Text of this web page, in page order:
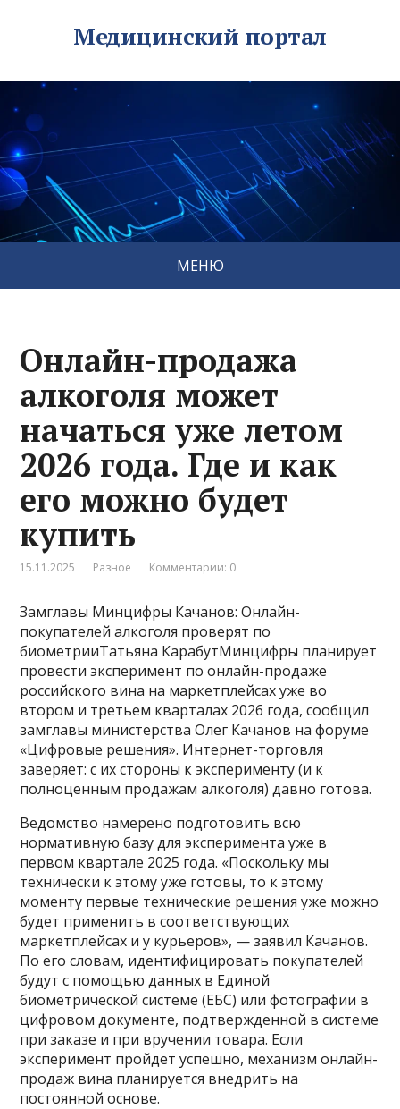
Медицинский портал
МЕНЮ
Онлайн-продажа
алкоголя может
начаться уже летом
2026 года. Где и как
его можно будет
купить
15.11.2025 Разное Комментарии: 0
Замглавы Минцифры Качанов: Онлайн-
покупателей алкоголя проверят по
биометрииТатьяна КарабутМинцифры планирует
провести эксперимент по онлайн-продаже
российского вина на маркетплейсах уже во
втором и третьем кварталах 2026 года, сообщил
замглавы министерства Олег Качанов на форуме
«Цифровые решения». Интернет-торговля
заверяет: с их стороны к эксперименту (и к
полноценным продажам алкоголя) давно готова.
Ведомство намерено подготовить всю
нормативную базу для эксперимента уже в
первом квартале 2025 года. «Поскольку мы
технически к этому уже готовы, то к этому
моменту первые технические решения уже можно
будет применить в соответствующих
маркетплейсах и у курьеров», — заявил Качанов.
По его словам, идентифицировать покупателей
будут с помощью данных в Единой
биометрической системе (ЕБС) или фотографии в
цифровом документе, подтвержденной в системе
при заказе и при вручении товара. Если
эксперимент пройдет успешно, механизм онлайн-
продаж вина планируется внедрить на
постоянной основе.